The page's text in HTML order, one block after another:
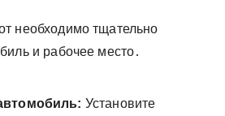
необходимо тщательно
и рабочее место․
Установите